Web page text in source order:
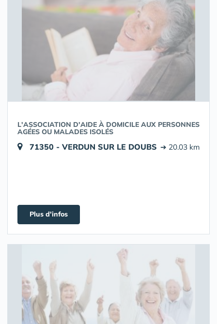
L'ASSOCIATION D'AIDE À DOMICILE AUX PERSONNES
AGÉES OU MALADES ISOLÉS
71350 - VERDUN SUR LE DOUBS ➔ 20.03 km
Plus d'infos